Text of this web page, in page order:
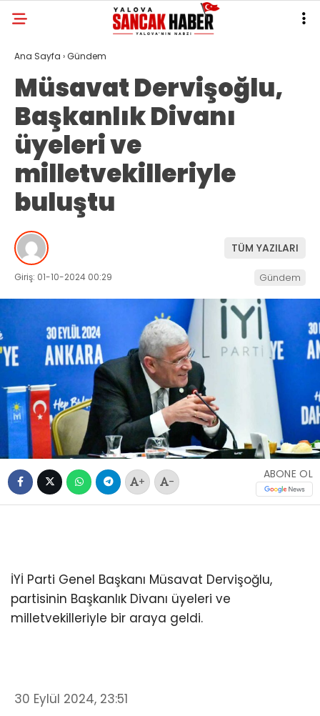
Ana Sayfa ›Gündem
Müsavat Dervişoğlu,
Başkanlık Divanı
üyeleri ve
milletvekilleriyle
buluştu
TÜM YAZILARI
Giriş: 01-10-2024 00:29 Gündem
+ -
ABONE OL
İYİ Parti Genel Başkanı Müsavat Dervişoğlu,
partisinin Başkanlık Divanı üyeleri ve
milletvekilleriyle bir araya geldi.
30 Eylül 2024, 23:51